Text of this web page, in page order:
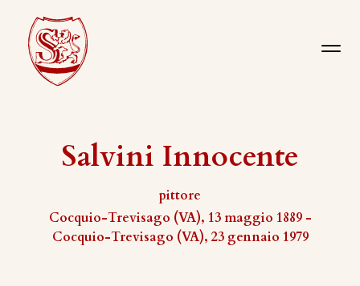
Salvini Innocente
pittore
Cocquio-Trevisago (VA), 13 maggio 1889 -
Cocquio-Trevisago (VA), 23 gennaio 1979